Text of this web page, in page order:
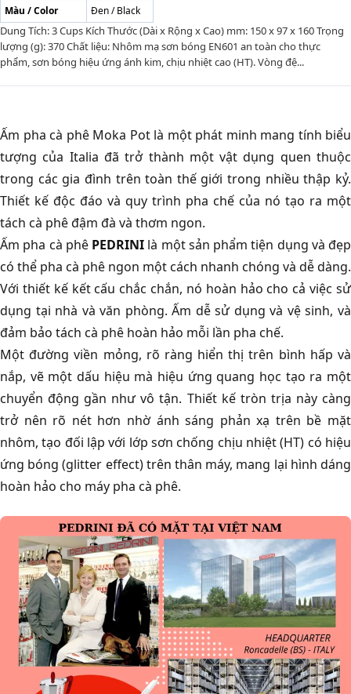
Màu / Color
Đen / Black
Dung Tích: 3 Cups Kích Thước (Dài x Rộng x Cao) mm: 150 x 97 x 160 Trọng
lượng (g): 370 Chất liệu: Nhôm mạ sơn bóng EN601 an toàn cho thực
phẩm, sơn bóng hiệu ứng ánh kim, chịu nhiệt cao (HT). Vòng đệ...
Ấm pha cà phê Moka Pot là một phát minh mang tính biểu
tượng của Italia đã trở thành một vật dụng quen thuộc
trong các gia đình trên toàn thế giới trong nhiều thập kỷ.
Thiết kế độc đáo và quy trình pha chế của nó tạo ra một
tách cà phê đậm đà và thơm ngon.
Ấm pha cà phê PEDRINI là một sản phẩm tiện dụng và đẹp
có thể pha cà phê ngon một cách nhanh chóng và dễ dàng.
Với thiết kế kết cấu chắc chắn, nó hoàn hảo cho cả việc sử
dụng tại nhà và văn phòng. Ấm dễ sử dụng và vệ sinh, và
đảm bảo tách cà phê hoàn hảo mỗi lần pha chế.
Một đường viền mỏng, rõ ràng hiển thị trên bình hấp và
nắp, vẽ một dấu hiệu mà hiệu ứng quang học tạo ra một
chuyển động gần như vô tận. Thiết kế tròn trịa này càng
trở nên rõ nét hơn nhờ ánh sáng phản xạ trên bề mặt
nhôm, tạo đối lập với lớp sơn chống chịu nhiệt (HT) có hiệu
ứng bóng (glitter effect) trên thân máy, mang lại hình dáng
hoàn hảo cho máy pha cà phê.